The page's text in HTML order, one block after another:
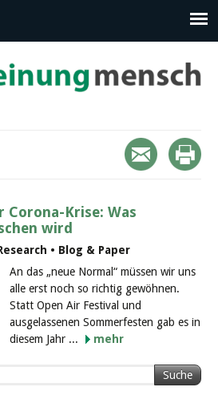
Corona-Krise: Was
wird
• Blog & Paper
An das „neue Normal“ müssen wir uns
alle erst noch so richtig gewöhnen.
Statt Open Air Festival und
ausgelassenen Sommerfesten gab es in
diesem Jahr ...
mehr
Suche